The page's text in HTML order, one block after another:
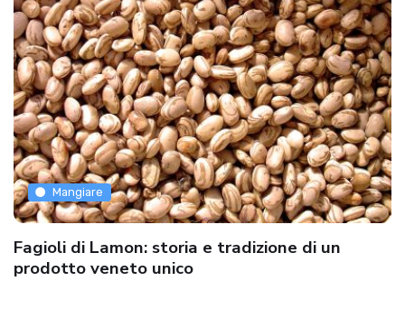
Mangiare
Fagioli di Lamon: storia e tradizione di un
prodotto veneto unico